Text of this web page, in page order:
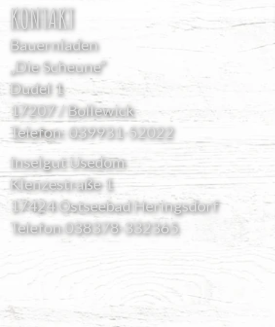
KONTAKT
Bauernladen
„Die Scheune“
Dudel 1
17207 / Bollewick
Telefon:039931-52022
Inselgut Usedom
Klenzestraße 1
17424 Ostseebad Heringsdorf
Telefon038378-332365